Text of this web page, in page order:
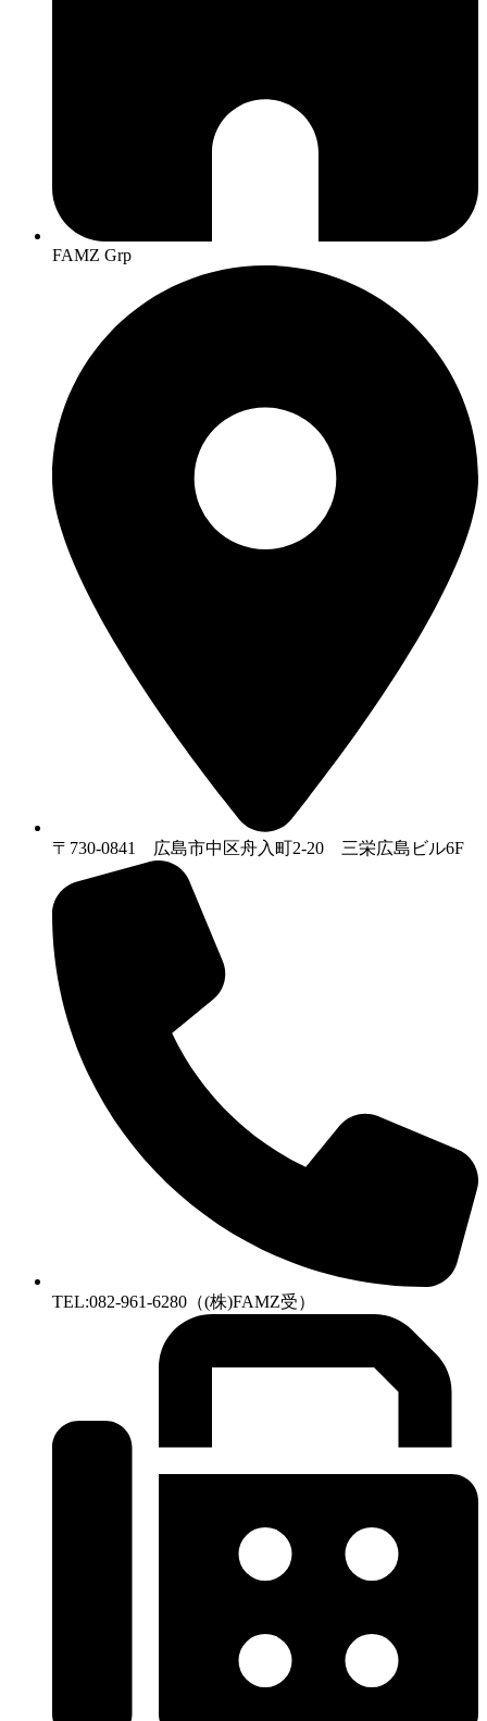
FAMZ Grp
〒730-0841 広島市中区舟入町2-20 三栄広島ビル6F
TEL:082-961-6280（(株)FAMZ受）